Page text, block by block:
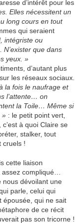
d’intérêt pour les
Elles nécessitent un
long cours en tout
qui seraient
intégriste ou
N’exister que dans
yeux. »
d’autant plus
les réseaux sociaux.
la fois le naufrage et
l’attente… on
la Toile… Même si
» : le petit point vert,
à quoi Claire se
stalker, tout
cruels !
cette liaison
compliqué…
nous dévoilant une
parle, celui qui
épousée, qui ne sait
de ce récit
pas son tricorne !